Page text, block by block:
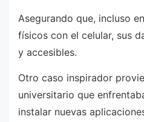
Asegurando que, incluso
físicos con el celular, sus
y accesibles.
Otro caso inspirador
universitario que
instalar nuevas